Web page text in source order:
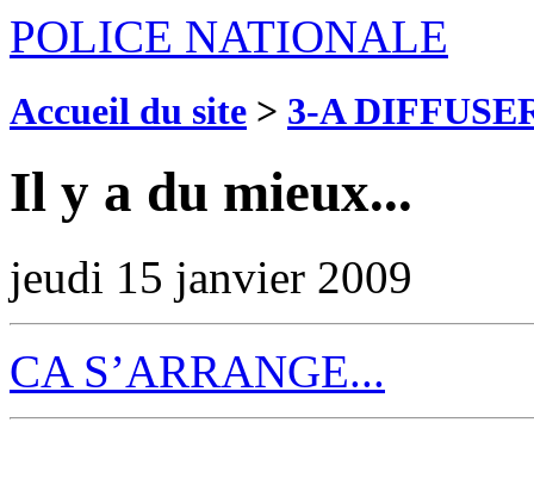
POLICE NATIONALE
Accueil du site > 3-A
Il y a du mieux...
jeudi 15 janvier 2009
CA S’ARRANGE...